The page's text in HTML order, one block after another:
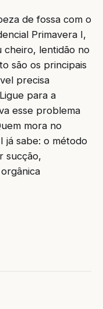
de fossa com o
Primavera I,
cheiro, lentidão no
são os principais
precisa
para a
esse problema
mora no
já sabe: o método
sucção,